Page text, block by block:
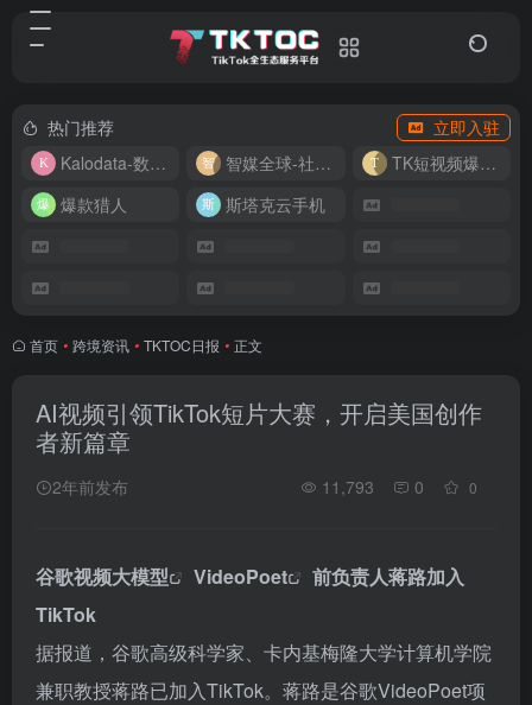
热门推荐
立即入驻
Kalodata-数据分析平台
智媒全球-社媒管理平台
TK短视频爆款复刻
爆款猎人
斯塔克云手机
首页 • 跨境资讯 • TKTOC日报 • 正文
AI视频引领TikTok短片大赛，开启美国创作
者新篇章
2年前发布 11,793 0 0
谷歌视频大模型 VideoPoet
前负责人蒋路加入
TikTok
据报道，谷歌高级科学家、卡内基梅隆大学计算机学院
兼职教授蒋路已加入TikTok。蒋路是谷歌VideoPoet项